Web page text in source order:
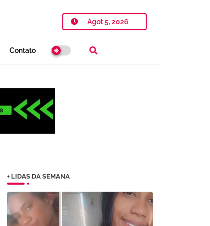
Agot 5, 2026
Contato
+ LIDAS DA SEMANA